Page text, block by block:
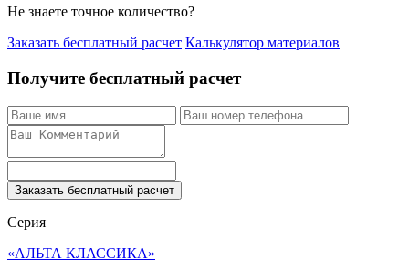
Не знаете точное количество?
Заказать бесплатный расчет Калькулятор материалов
Получите бесплатный расчет
Заказать бесплатный расчет
Серия
«АЛЬТА КЛАССИКА»